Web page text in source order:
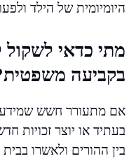
היומיומית של הילד
מתי כדאי
בקביעה
אם מתעורר חשש שמידע
בעתיד או יוצר זכויות
בין ההורים ולאשרו